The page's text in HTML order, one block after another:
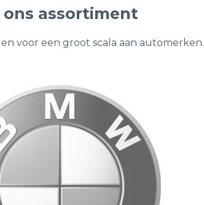
assortiment
voor een groot scala aan automerken.